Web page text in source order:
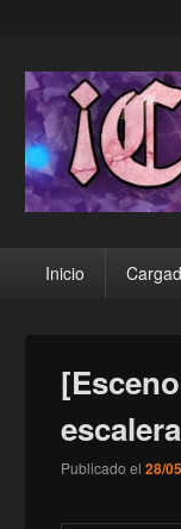
¡Cargad!
principalInicio
Publicado el 28/